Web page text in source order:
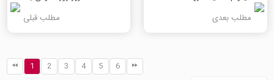
مطلب بعدی
مطلب قبلی
1 2 3 4 5 6